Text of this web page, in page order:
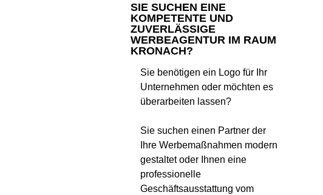
SIE SUCHEN EINE
KOMPETENTE UND
ZUVERLÄSSIGE
WERBEAGENTUR IM RAUM
KRONACH?
Sie benötigen ein Logo für Ihr
Unternehmen oder möchten es
überarbeiten lassen?
Sie suchen einen Partner der
Ihre Werbemaßnahmen modern
gestaltet oder Ihnen eine
professionelle
Geschäftsausstattung vom